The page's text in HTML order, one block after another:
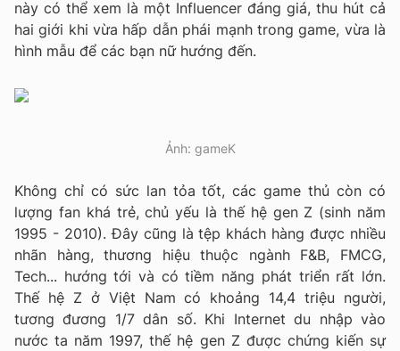
này có thể xem là một Influencer đáng giá, thu hút cả
hai giới khi vừa hấp dẫn phái mạnh trong game, vừa là
hình mẫu để các bạn nữ hướng đến.
Ảnh: gameK
Không chỉ có sức lan tỏa tốt, các game thủ còn có
lượng fan khá trẻ, chủ yếu là thế hệ gen Z (sinh năm
1995 - 2010). Đây cũng là tệp khách hàng được nhiều
nhãn hàng, thương hiệu thuộc ngành F&B, FMCG,
Tech... hướng tới và có tiềm năng phát triển rất lớn.
Thế hệ Z ở Việt Nam có khoảng 14,4 triệu người,
tương đương 1/7 dân số. Khi Internet du nhập vào
nước ta năm 1997, thế hệ gen Z được chứng kiến sự